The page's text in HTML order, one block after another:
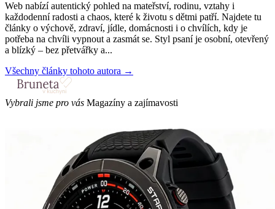
Web nabízí autentický pohled na mateřství, rodinu, vztahy i
každodenní radosti a chaos, které k životu s dětmi patří. Najdete tu
články o výchově, zdraví, jídle, domácnosti i o chvílích, kdy je
potřeba na chvíli vypnout a zasmát se. Styl psaní je osobní, otevřený
a blízký – bez přetvářky a...
Všechny články tohoto autora →
Vybrali jsme pro vás Magazíny a zajímavosti